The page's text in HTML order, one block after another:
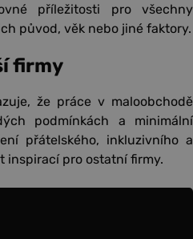
příležitosti pro všechny
původ, věk nebo jiné faktory.
firmy
že práce v maloobchodě
podmínkách a minimální
přátelského, inkluzivního a
inspirací pro ostatní firmy.